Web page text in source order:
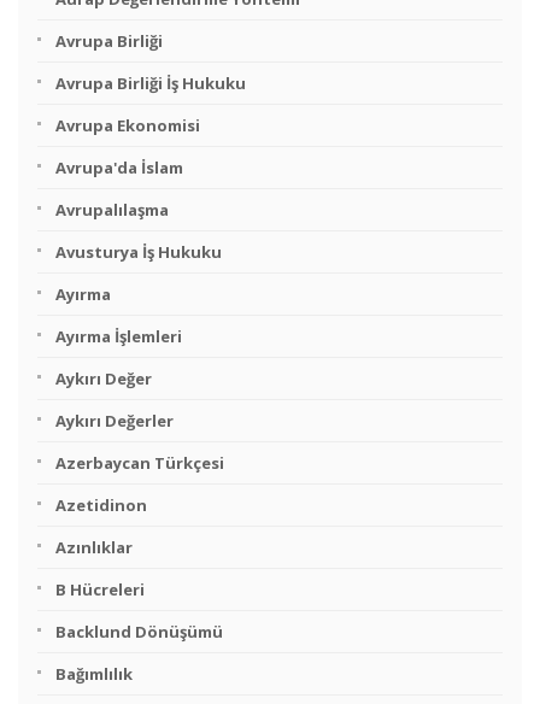
Avrupa Birliği
Avrupa Birliği İş Hukuku
Avrupa Ekonomisi
Avrupa'da İslam
Avrupalılaşma
Avusturya İş Hukuku
Ayırma
Ayırma İşlemleri
Aykırı Değer
Aykırı Değerler
Azerbaycan Türkçesi
Azetidinon
Azınlıklar
B Hücreleri
Backlund Dönüşümü
Bağımlılık